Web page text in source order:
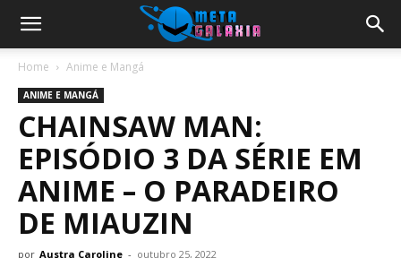
Home Anime e Mangá
ANIME E MANGÁ
CHAINSAW MAN:
EPISÓDIO 3 DA SÉRIE EM
ANIME – O PARADEIRO
DE MIAUZIN
por Austra Caroline - outubro 25, 2022